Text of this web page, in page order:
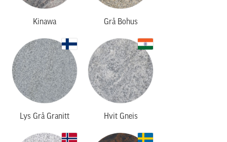
Kinawa Grå Bohus
Lys Grå Granitt Hvit Gneis